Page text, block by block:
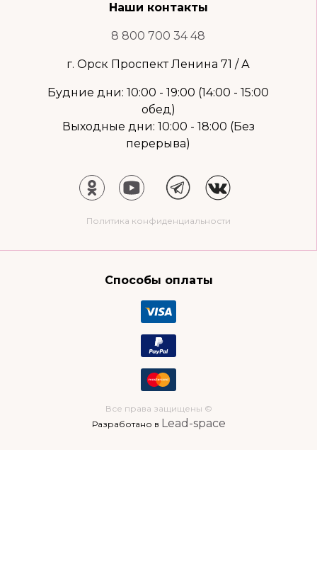
Наши контакты
8 800 700 34 48
г. Орск Проспект Ленина 71 / А
Будние дни: 10:00 - 19:00 (14:00 - 15:00
обед)
Выходные дни: 10:00 - 18:00 (Без
перерыва)
Политика конфиденциальности
Способы оплаты
Все права защищены ©
Разработано в Lead-space